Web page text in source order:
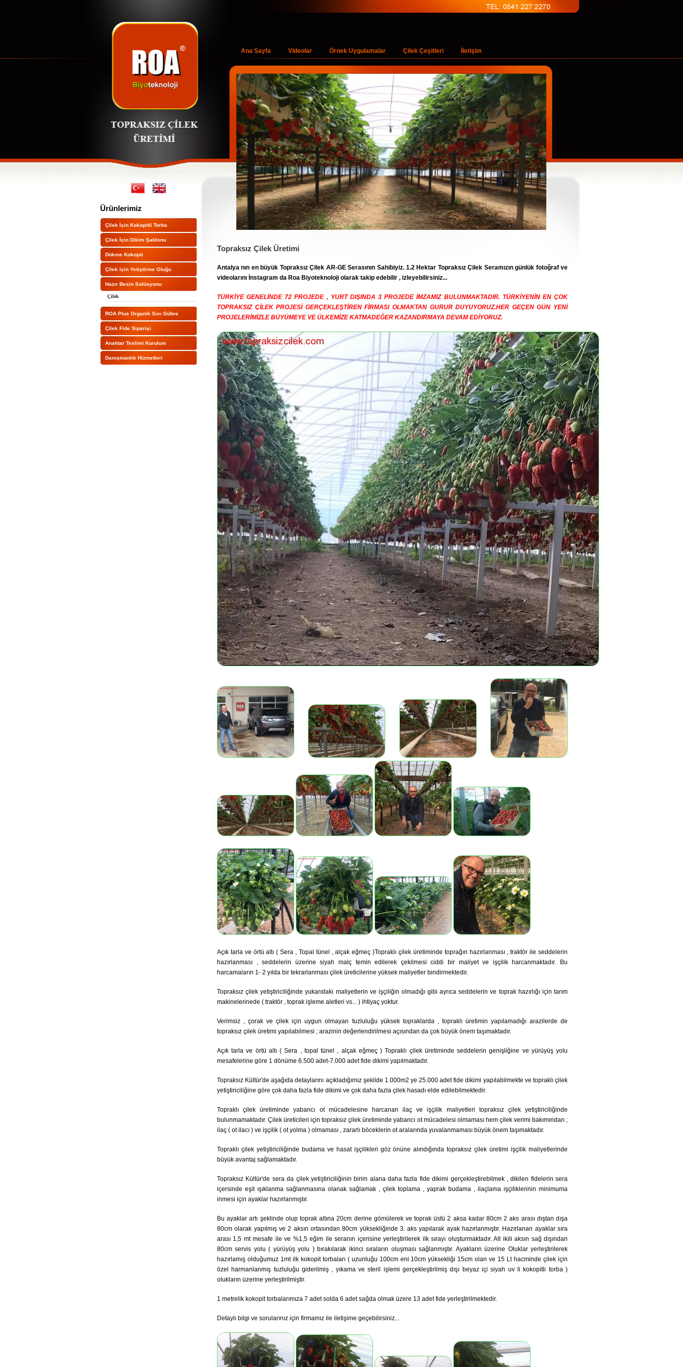
Ana Sayfa Videolar Örnek Uygulamalar Çilek Çeşitleri İletişim
b3
Ürünlerimiz
Çilek İçin Kokopitli Torba
Çilek İçin Dikim Şablonu
Dökme Kokopit
Çilek için Yetiştirme Oluğu
Hazır Besin Solüsyonu
Çilek
ROA Plus Organik Sıvı Gübre
Çilek Fide Siparişi
Anahtar Teslimi Kurulum
Danışmanlık Hizmetleri
Topraksız Çilek Üretimi
Antalya nın en büyük Topraksız Çilek AR-GE Serasının Sahibiyiz. 1.2 Hektar Topraksız Çilek Seramızın günlük fotoğraf ve
videolarını İnstagram da Roa Biyoteknoloji olarak takip edebilir , izleyebilirsiniz...
TÜRKİYE GENELİNDE 72 PROJEDE , YURT DIŞINDA 3 PROJEDE İMZAMIZ BULUNMAKTADIR. TÜRKİYENİN EN ÇOK
TOPRAKSIZ ÇİLEK PROJESİ GERÇEKLEŞTİREN FİRMASI OLMAKTAN GURUR DUYUYORUZ.HER GEÇEN GÜN YENİ
PROJELERİMİZLE BÜYÜMEYE VE ÜLKEMİZE KATMADEĞER KAZANDIRMAYA DEVAM EDİYORUZ.
Açık tarla ve örtü altı ( Sera , Topal tünel , alçak eğmeç )Topraklı çilek üretiminde toprağın hazırlanması , traktör ile seddelerin
hazırlanması , seddelerin üzerine siyah malç temin edilerek çekilmesi ciddi bir maliyet ve işçilik harcanmaktadır. Bu
harcamaların 1- 2 yılda bir tekrarlanması çilek üreticilerine yüksek maliyetler bindirmektedir.
Topraksız çilek yetiştiriciliğinde yukarıdaki maliyetlerin ve işçiliğin olmadığı gibi ayrıca seddelerin ve toprak hazırlığı için tarım
makinelerinede ( traktör , toprak işleme aletleri vs... ) ihtiyaç yoktur.
Verimsiz , çorak ve çilek için uygun olmayan tuzluluğu yüksek topraklarda , topraklı üretimin yapılamadığı arazilerde de
topraksız çilek üretimi yapılabilmesi ; arazinin değerlendirilmesi açısından da çok büyük önem taşımaktadır.
Açık tarla ve örtü altı ( Sera , topal tünel , alçak eğmeç ) Topraklı çilek üretiminde seddelerin genişliğine ve yürüyüş yolu
mesafelerine göre 1 dönüme 6.500 adet-7.000 adet fide dikimi yapılmaktadır.
Topraksız Kültür'de aşağıda detaylarını açıkladığımız şekilde 1.000m2 ye 25.000 adet fide dikimi yapılabilmekte ve topraklı çilek
yetiştiriciliğine göre çok daha fazla fide dikimi ve çok daha fazla çilek hasadı elde edilebilmektedir.
Topraklı çilek üretiminde yabancı ot mücadelesine harcanan ilaç ve işçilik maliyetleri topraksız çilek yetiştiriciliğinde
bulunmamaktadır. Çilek üreticileri için topraksız çilek üretiminde yabancı ot mücadelesi olmaması hem çilek verimi bakımından ;
ilaç ( ot ilacı ) ve işçilik ( ot yolma ) olmaması , zararlı böceklerin ot aralarında yuvalanmaması büyük önem taşımaktadır.
Topraklı çilek yetiştiriciliğinde budama ve hasat işçilikleri göz önüne alındığında topraksız çilek üretimi işçilik maliyetlerinde
büyük avantaj sağlamaktadır.
Topraksız Kültür'de sera da çilek yetiştiriciliğinin birim alana daha fazla fide dikimi gerçekleştirebilmek , dikilen fidelerin sera
içersinde eşit ışıklanma sağlanmasına olanak sağlamak , çilek toplama , yaprak budama , ilaçlama işçiliklerinin minimuma
inmesi için ayaklar hazırlanmıştır.
Bu ayaklar artı şeklinde olup toprak altına 20cm derine gömülerek ve toprak üstü 2 aksa kadar 80cm 2 aks arası dıştan dışa
80cm olarak yapılmış ve 2 aksın ortasından 80cm yüksekliğinde 3. aks yapılarak ayak hazırlanmıştır. Hazırlanan ayaklar sıra
arası 1,5 mt mesafe ile ve %1,5 eğim ile seranın içerisine yerleştirilerek ilk sırayı oluşturmaktadır. Alt ikili aksın sağ dışından
80cm servis yolu ( yürüyüş yolu ) bırakılarak ikinci sıraların oluşması sağlanmıştır. Ayakların üzerine Oluklar yerleştirilerek
hazırlamış olduğumuz 1mt ilk kokopit torbaları ( uzunluğu 100cm eni 10cm yüksekliği 15cm olan ve 15 Lt hacminde çilek için
özel harmanlanmış tuzluluğu giderilmiş , yıkama ve steril işlemi gerçekleştirilmiş dışı beyaz içi siyah uv li kokopitli torba )
olukların üzerine yerleştirilmiştir.
1 metrelik kokopit torbalarımıza 7 adet solda 6 adet sağda olmak üzere 13 adet fide yerleştirilmektedir.
Detaylı bilgi ve sorularınız için firmamız ile iletişime geçebilirsiniz...